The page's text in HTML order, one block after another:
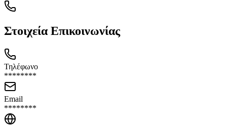
Στοιχεία Επικοινωνίας
Τηλέφωνο
********
Email
********